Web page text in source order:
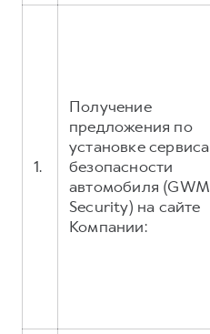
Коллекция Базовая
Коллекция Детская
1.
Получение
предложения по
установке сервиса
безопасности
автомобиля (GWM
Security) на сайте
Компании: